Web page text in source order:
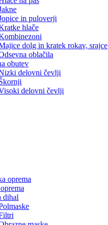
in puloverji
hlače
dolg in kratek rokav, srajce
oblačila
obutev
delovni čevlji
delovni čevlji
oprema
dihal